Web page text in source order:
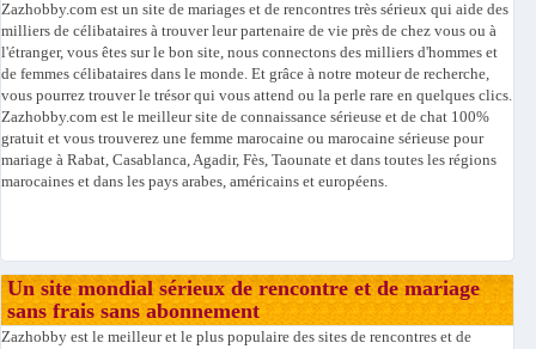
Zazhobby.com est un site de mariages et de rencontres très sérieux qui aide des
milliers de célibataires à trouver leur partenaire de vie près de chez vous ou à
l'étranger, vous êtes sur le bon site, nous connectons des milliers d'hommes et
de femmes célibataires dans le monde. Et grâce à notre moteur de recherche,
vous pourrez trouver le trésor qui vous attend ou la perle rare en quelques clics.
Zazhobby.com est le meilleur site de connaissance sérieuse et de chat 100%
gratuit et vous trouverez une femme marocaine ou marocaine sérieuse pour
mariage à Rabat, Casablanca, Agadir, Fès, Taounate et dans toutes les régions
marocaines et dans les pays arabes, américains et européens.
Un site mondial sérieux de rencontre et de mariage
sans frais sans abonnement
Zazhobby est le meilleur et le plus populaire des sites de rencontres et de